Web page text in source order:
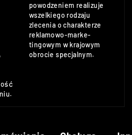
powodzeniem realizuje
wszelkiego rodzaju
zlecenia o charakterze
reklamowo-marke-
tingowym w krajowym
obrocie specjalnym.